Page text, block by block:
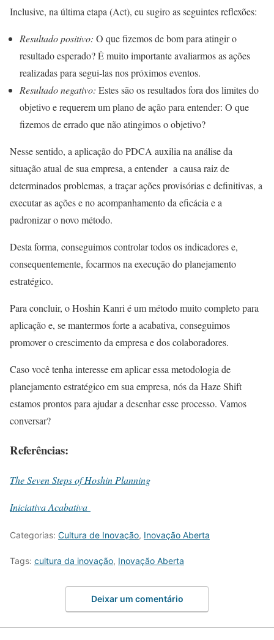
Inclusive, na última etapa (Act), eu sugiro as seguintes reflexões:
Resultado positivo: O que fizemos de bom para atingir o
resultado esperado? É muito importante avaliarmos as ações
realizadas para segui-las nos próximos eventos.
Resultado negativo: Estes são os resultados fora dos limites do
objetivo e requerem um plano de ação para entender: O que
fizemos de errado que não atingimos o objetivo?
Nesse sentido, a aplicação do PDCA auxilia na análise da
situação atual de sua empresa, a entender a causa raiz de
determinados problemas, a traçar ações provisórias e definitivas, a
executar as ações e no acompanhamento da eficácia e a
padronizar o novo método.
Desta forma, conseguimos controlar todos os indicadores e,
consequentemente, focarmos na execução do planejamento
estratégico.
Para concluir, o Hoshin Kanri é um método muito completo para
aplicação e, se mantermos forte a acabativa, conseguimos
promover o crescimento da empresa e dos colaboradores.
Caso você tenha interesse em aplicar essa metodologia de
planejamento estratégico em sua empresa, nós da Haze Shift
estamos prontos para ajudar a desenhar esse processo. Vamos
conversar?
Referências:
The Seven Steps of Hoshin Planning
Iniciativa Acabativa
Categorias: Cultura de Inovação, Inovação Aberta
Tags: cultura da inovação, Inovação Aberta
Deixar um comentário